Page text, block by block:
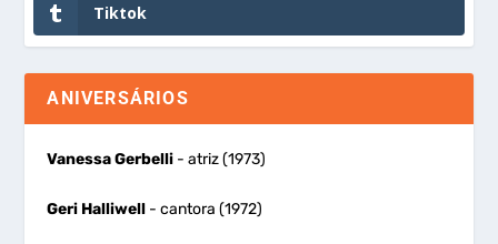
Tiktok
ANIVERSÁRIOS
Vanessa Gerbelli - atriz (1973)
Geri Halliwell - cantora (1972)